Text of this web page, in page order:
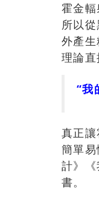
霍金
所以
外產
理論直
“我
真正
簡單
計》
書。